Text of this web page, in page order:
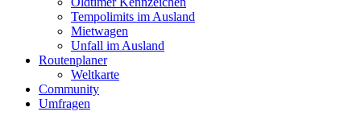
Tempolimits im Ausland
Mietwagen
Unfall im Ausland
Routenplaner
Weltkarte
Community
Umfragen